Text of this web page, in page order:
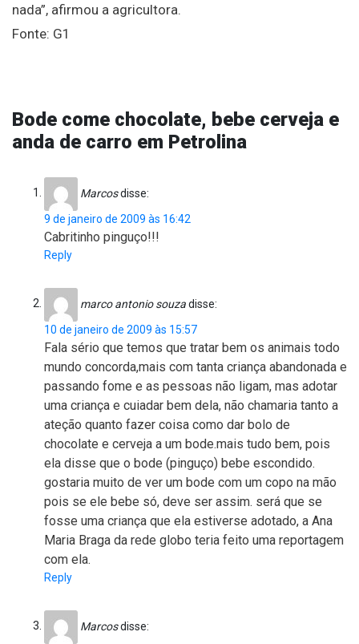
nada”, afirmou a agricultora.
Fonte: G1
Bode come chocolate, bebe cerveja e
anda de carro em Petrolina
Marcosdisse:
9 de janeiro de 2009 às 16:42
Cabritinho pinguço!!!
Reply
marco antonio souzadisse:
10 de janeiro de 2009 às 15:57
Fala sério que temos que tratar bem os animais todo
mundo concorda,mais com tanta criança abandonada e
passando fome e as pessoas não ligam, mas adotar
uma criança e cuiadar bem dela, não chamaria tanto a
ateção quanto fazer coisa como dar bolo de
chocolate e cerveja a um bode.mais tudo bem, pois
ela disse que o bode (pinguço) bebe escondido.
gostaria muito de ver um bode com um copo na mão
pois se ele bebe só, deve ser assim. será que se
fosse uma criança que ela estiverse adotado, a Ana
Maria Braga da rede globo teria feito uma reportagem
com ela.
Reply
Marcosdisse: